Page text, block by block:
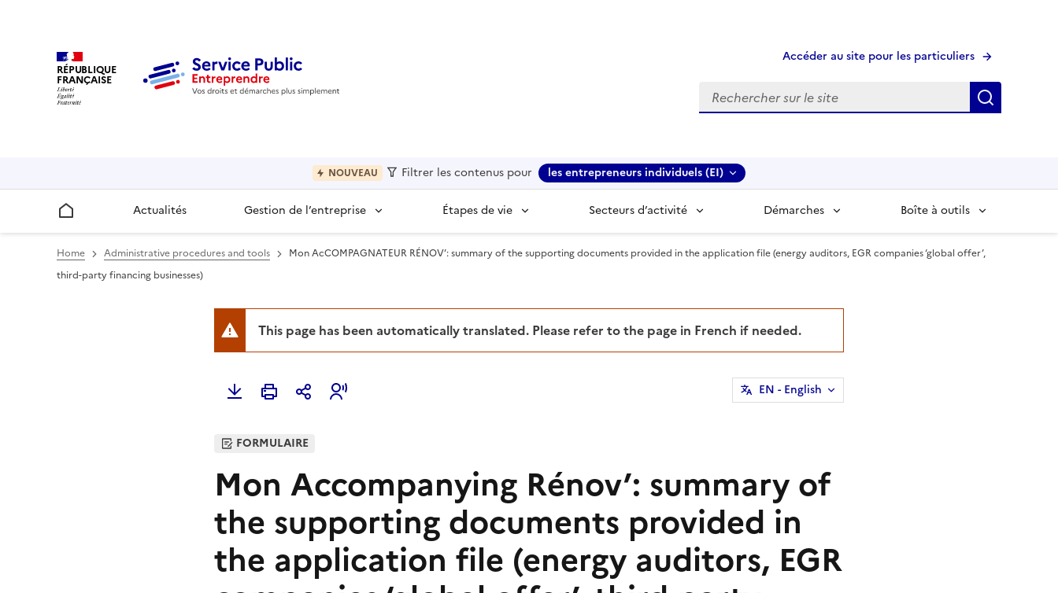
RÉPUBLIQUE
FRANÇAISE
Accéder au site pour les particuliers
Recherche
NOUVEAU Filtrer les contenus pour les entrepreneurs individuels (EI)
Accueil Actualités Gestion de l’entreprise Étapes de vie Secteurs d’activité Démarches Boîte à outils
Home Administrative procedures and tools
Mon AcCOMPAGNATEUR RÉNOV’: summary of the supporting documents provided in the application file (energy auditors, EGR companies ‘global offer’,
third-party financing businesses)
This page has been automatically translated. Please refer to the page in French if needed.
EN - English
FORMULAIRE
Mon Accompanying Rénov’: summary of
the supporting documents provided in
the application file (energy auditors, EGR